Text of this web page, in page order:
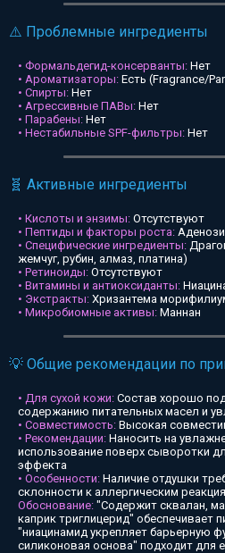
⚠️ Проблемные ингредиенты
• Формальдегид-консерванты: Нет
• Ароматизаторы: Есть (Fragrance/
• Спирты: Нет
• Агрессивные ПАВы: Нет
• Парабены: Нет
• Нестабильные SPF-фильтры: Нет
🧬 Активные ингредиенты
• Кислоты и энзимы: Отсутствуют
• Пептиды и факторы роста:
• Специфические ингредиенты:
жемчуг, рубин, алмаз, платина)
• Ретиноиды: Отсутствуют
• Витамины и антиоксиданты:
• Экстракты: Хризантема
• Микробиомные активы: Маннан
💡 Общие рекомендации по
• Для сухой кожи: Состав хорошо
содержанию питательных масел и
• Совместимость: Высокая
• Рекомендации: Наносить на
использование поверх сыворотки
эффекта
• Особенности: Наличие отдушки
склонности к аллергическим
Обоснование: "Содержит сквалан,
каприк триглицерид" обеспечивает
"ниацинамид укрепляет барьерную
силиконовая основа" подходит для